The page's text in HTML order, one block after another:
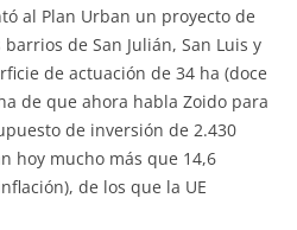
al Plan Urban un proyecto de
de San Julián, San Luis y
de actuación de 34 ha (doce
de que ahora habla Zoido para
de inversión de 2.430
hoy mucho más que 14,6
de los que la UE